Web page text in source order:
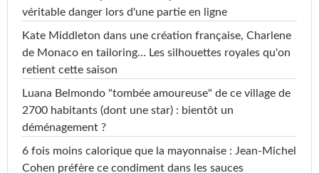
véritable danger lors d'une partie en ligne
Kate Middleton dans une création française, Charlene
de Monaco en tailoring… Les silhouettes royales qu'on
retient cette saison
Luana Belmondo "tombée amoureuse" de ce village de
2700 habitants (dont une star) : bientôt un
déménagement ?
6 fois moins calorique que la mayonnaise : Jean-Michel
Cohen préfère ce condiment dans les sauces